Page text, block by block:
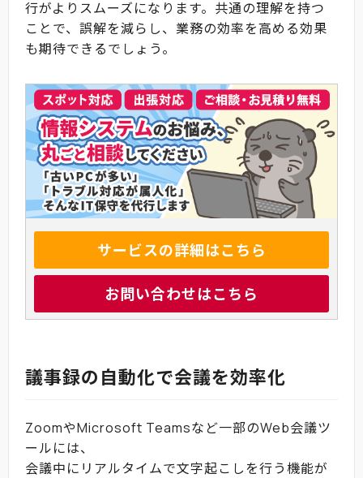
行がよりスムーズになります。共通の理解を持つ
ことで、誤解を減らし、業務の効率を高める効果
も期待できるでしょう。
サービスの詳細はこちら
お問い合わせはこちら
議事録の自動化で会議を効率化
ZoomやMicrosoft Teamsなど一部のWeb会議ツ
ールには、
会議中にリアルタイムで文字起こしを行う機能が